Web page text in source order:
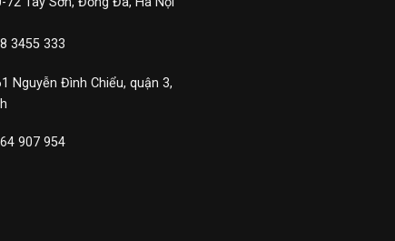
3455 333
Nguyễn Đình Chiểu, quận 3,
907 954